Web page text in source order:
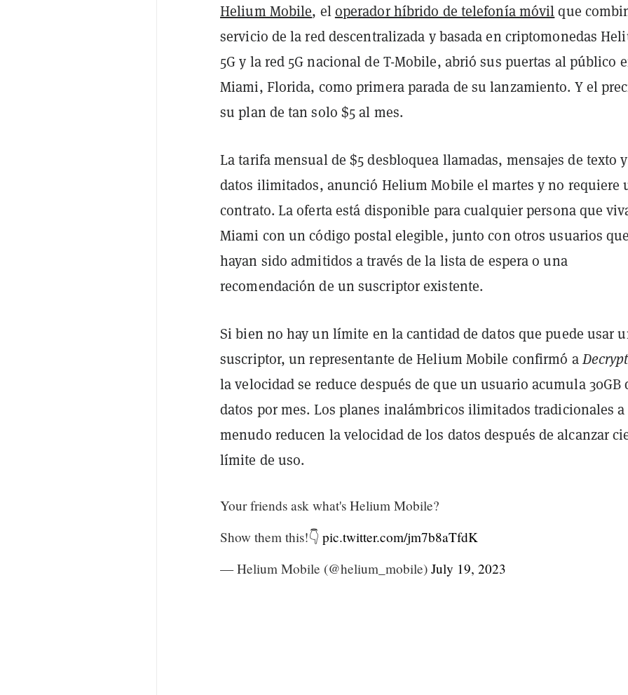
Helium Mobile, eloperador híbrido de telefonía móvilque
servicio de la red descentralizada y basada en criptomonedas
5G y la red 5G nacional de T-Mobile, abrió sus puertas al público
Miami, Florida, como primera parada de su lanzamiento. Y el
su plan de tan solo $5 al mes.
La tarifa mensual de $5 desbloquea llamadas, mensajes de texto y
datos ilimitados, anunció Helium Mobile el martes y no requiere
contrato. La oferta está disponible para cualquier persona que
Miami con un código postal elegible, junto con otros usuarios
hayan sido admitidos a través de la lista de espera o una
recomendación de un suscriptor existente.
Si bien no hay un límite en la cantidad de datos que puede usar
suscriptor, un representante de Helium Mobile confirmó aDecrypt
la velocidad se reduce después de que un usuario acumula 30GB
datos por mes. Los planes inalámbricos ilimitados tradicionales a
menudo reducen la velocidad de los datos después de alcanzar
límite de uso.
Your friends ask what's Helium Mobile?
Show them this!👇 pic.twitter.com/jm7b8aTfdK
— Helium Mobile (@helium_mobile) July 19, 2023